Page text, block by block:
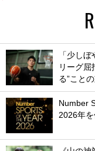
「少し
リーグ屈
る”こと
Number
2026年